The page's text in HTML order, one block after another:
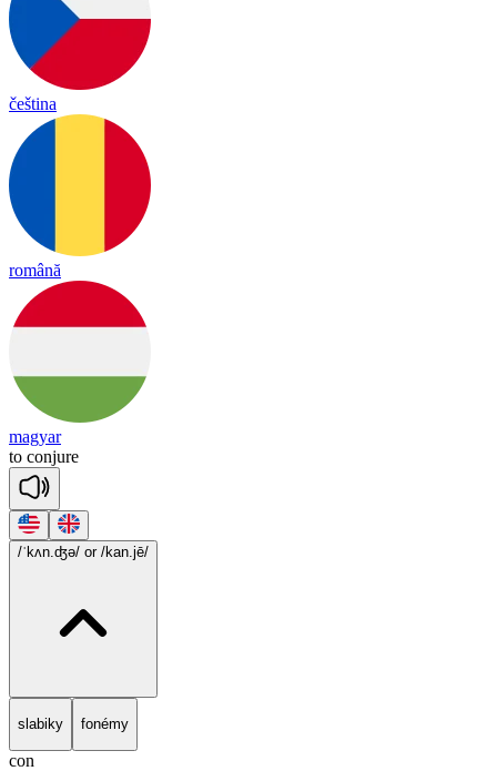
čeština
română
magyar
to conjure
/ˈkʌn.ʤə/ or /kan.jē/
slabiky fonémy
con